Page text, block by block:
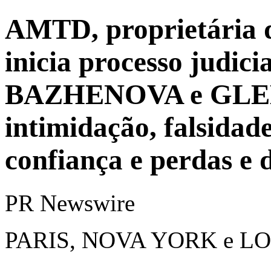
AMTD, proprietária
inicia processo
BAZHENOVA e
intimidação,
confiança e perdas e
PR Newswire
PARIS, NOVA YORK e